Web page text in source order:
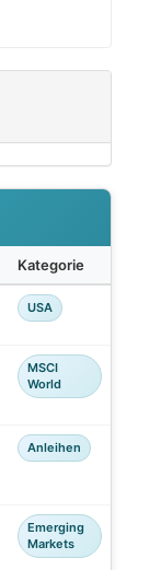
Kategorie
USA
MSCI
World
Anleihen
Emerging
Markets